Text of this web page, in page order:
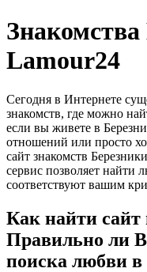
Lamour24
Сегодня в Интернете
знакомств, где можно
если вы живете в
отношений или просто
сайт знакомств
сервис позволяет найти
соответствуют вашим
Как найти сайт
Правильно ли
поиска любви в